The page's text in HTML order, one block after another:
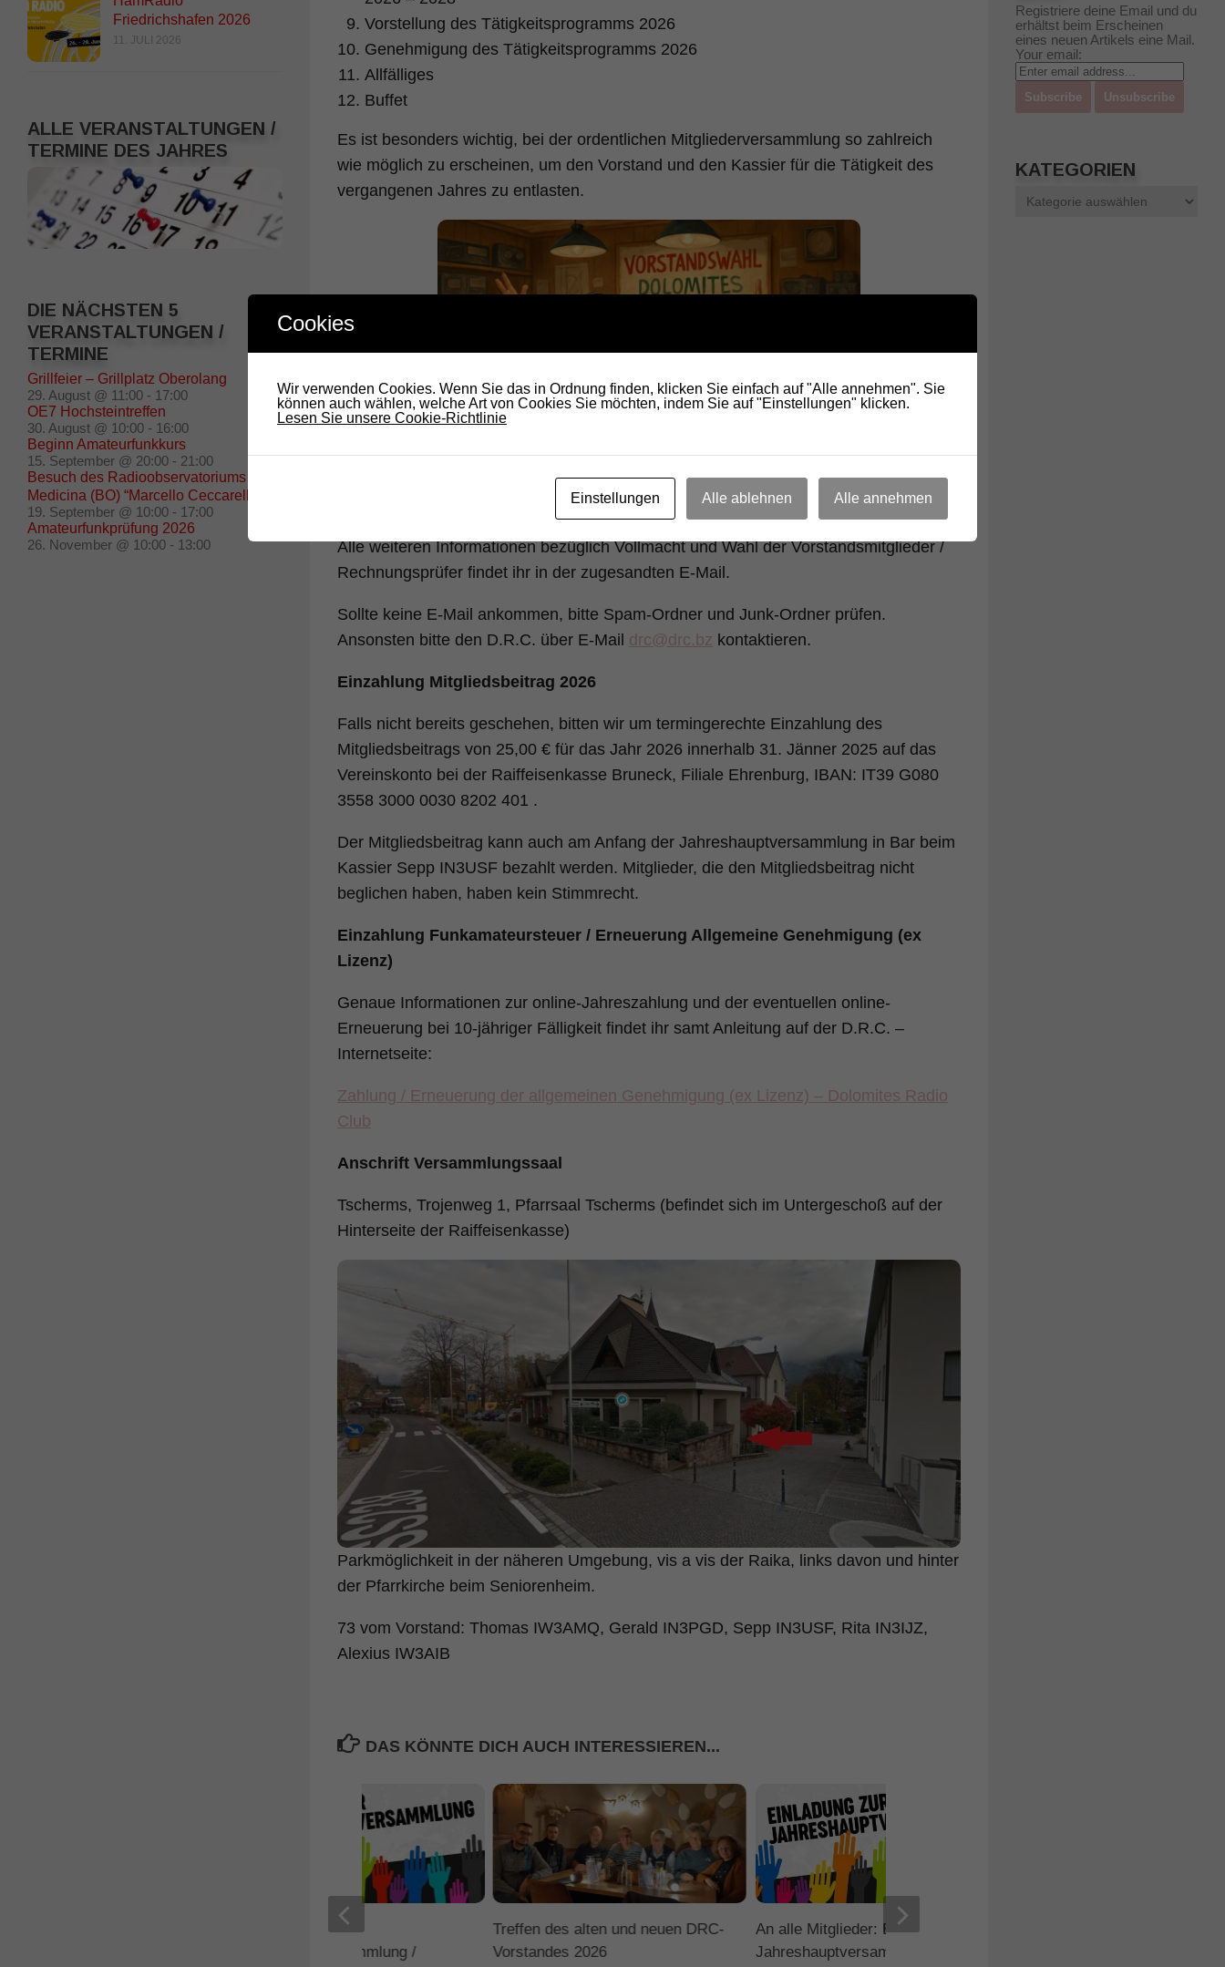
Vorstellung des Tätigkeitsprogramms 2026
Genehmigung des Tätigkeitsprogramms 2026
Allfälliges
Buffet
Es ist besonders wichtig, bei der ordentlichen Mitgliederversammlung so zahlreich
wie möglich zu erscheinen, um den Vorstand und den Kassier für die Tätigkeit des
vergangenen Jahres zu entlasten.
Bild erstellt mit http://www.craiyon.com/
Alle weiteren Informationen bezüglich Vollmacht und Wahl der Vorstandsmitglieder /
Rechnungsprüfer findet ihr in der zugesandten E-Mail.
Sollte keine E-Mail ankommen, bitte Spam-Ordner und Junk-Ordner prüfen.
Ansonsten bitte den D.R.C. über E-Mail drc@drc.bz kontaktieren.
Einzahlung Mitgliedsbeitrag 2026
Falls nicht bereits geschehen, bitten wir um termingerechte Einzahlung des
Mitgliedsbeitrags von 25,00 € für das Jahr 2026 innerhalb 31. Jänner 2025 auf das
Vereinskonto bei der Raiffeisenkasse Bruneck, Filiale Ehrenburg, IBAN: IT39 G080
3558 3000 0030 8202 401 .
Der Mitgliedsbeitrag kann auch am Anfang der Jahreshauptversammlung in Bar beim
Kassier Sepp IN3USF bezahlt werden. Mitglieder, die den Mitgliedsbeitrag nicht
beglichen haben, haben kein Stimmrecht.
Einzahlung Funkamateursteuer / Erneuerung Allgemeine Genehmigung (ex
Lizenz)
Genaue Informationen zur online-Jahreszahlung und der eventuellen online-
Erneuerung bei 10-jähriger Fälligkeit findet ihr samt Anleitung auf der D.R.C. –
Internetseite:
Zahlung / Erneuerung der allgemeinen Genehmigung (ex Lizenz) – Dolomites Radio
Club
Anschrift Versammlungssaal
Tscherms, Trojenweg 1, Pfarrsaal Tscherms (befindet sich im Untergeschoß auf der
Hinterseite der Raiffeisenkasse)
Parkmöglichkeit in der näheren Umgebung, vis a vis der Raika, links davon und hinter
der Pfarrkirche beim Seniorenheim.
73 vom Vorstand: Thomas IW3AMQ, Gerald IN3PGD, Sepp IN3USF, Rita IN3IJZ,
Alexius IW3AIB
DAS KÖNNTE DICH AUCH INTERESSIEREN...
Treffen des alten und neuen DRC-
Vorstandes 2026
An alle Mitglieder: Einladung zur
Jahreshauptversammlung 2021
Jahreshauptversammlung /
Friedrichshafen 2026
11. JULI 2026
ALLE VERANSTALTUNGEN /
TERMINE DES JAHRES
DIE NÄCHSTEN 5
VERANSTALTUNGEN /
TERMINE
Grillfeier – Grillplatz Oberolang
29. August @ 11:00 - 17:00
OE7 Hochsteintreffen
30. August @ 10:00 - 16:00
Beginn Amateurfunkkurs
15. September @ 20:00 - 21:00
Besuch des Radioobservatoriums in
Medicina (BO) “Marcello Ceccarelli”
19. September @ 10:00 - 17:00
Amateurfunkprüfung 2026
26. November @ 10:00 - 13:00
Registriere deine Email und du
erhältst beim Erscheinen
eines neuen Artikels eine Mail.
Your email:
KATEGORIEN
Cookies
Wir verwenden Cookies. Wenn Sie das in Ordnung finden, klicken Sie einfach auf "Alle annehmen". Sie
können auch wählen, welche Art von Cookies Sie möchten, indem Sie auf "Einstellungen" klicken.
Lesen Sie unsere Cookie-Richtlinie
Einstellungen Alle ablehnen Alle annehmen